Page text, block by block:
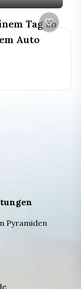
Tag ab
Auto
Pyramiden